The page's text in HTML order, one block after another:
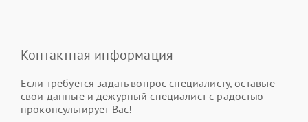
Контактная информация
Если требуется задать вопрос специалисту, оставьте
свои данные и дежурный специалист с радостью
проконсультирует Вас!